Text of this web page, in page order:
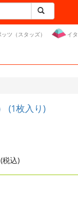
ツ（スタッズ） イ
(1枚入り)
(税込)